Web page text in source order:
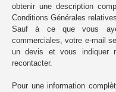
obtenir une description
Conditions Générales
Sauf à ce que vous
commerciales, votre e-mail
un devis et vous indiquer
recontacter.
Pour une information